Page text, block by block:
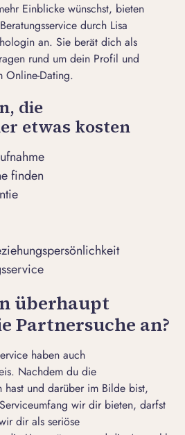
Einblicke wünschst, bieten
durch Lisa
an. Sie berät dich als
rund um dein Profil und
Online-Dating.
die
etwas kosten
finden
überhaupt
Partnersuche an?
haben auch
Nachdem du die
hast und darüber im Bilde bist,
wir dir bieten, darfst
dir als seriöse